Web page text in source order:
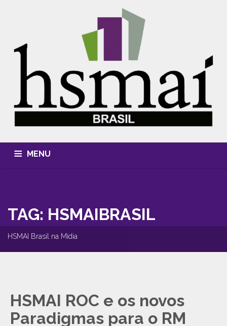
MENU
ASSOCIE-SE CONTATO
TAG: HSMAIBRASIL
HSMAI Brasil na Mídia
HSMAI ROC e os novos
Paradigmas para o RM